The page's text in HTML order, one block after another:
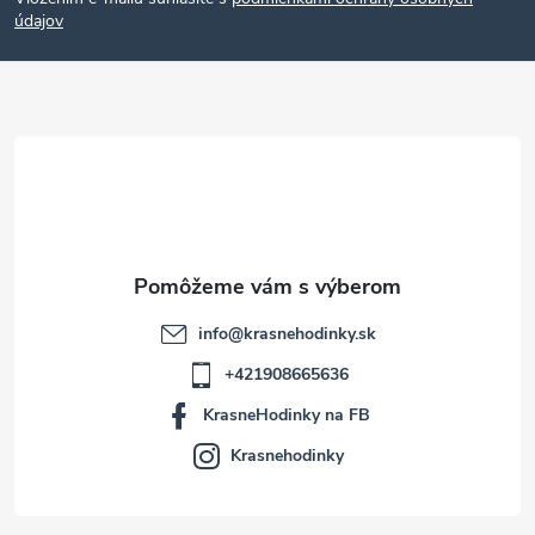
púdajov
info@krasnehodinky.sk
+421908665636
KrasneHodinky na FB
Krasnehodinky